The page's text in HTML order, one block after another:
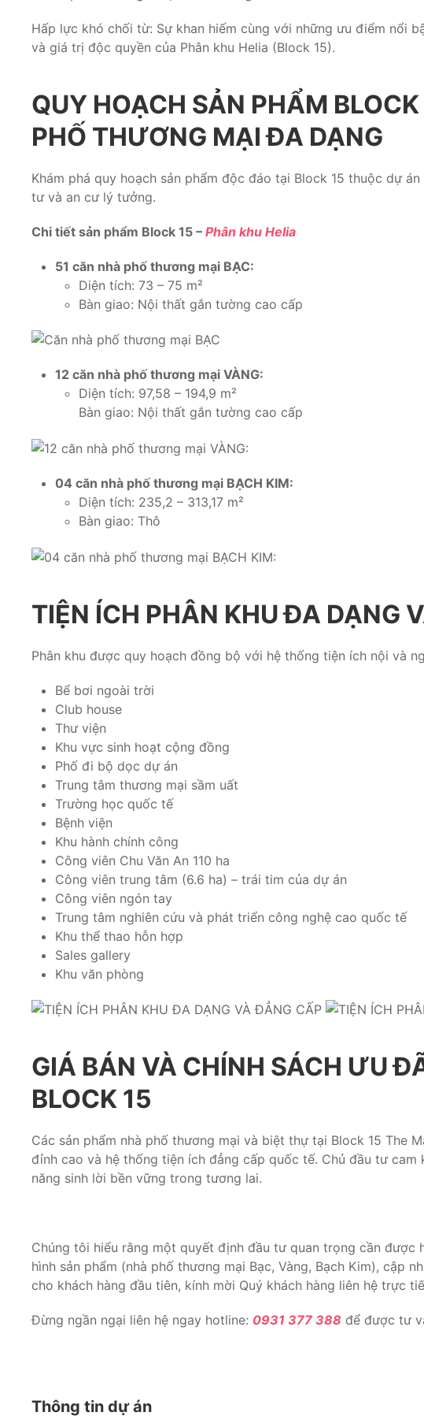
Hấp lực khó chối từ: Sự khan hiếm cùng với những ưu điểm nổi
và giá trị độc quyền của Phân khu Helia (Block 15).
QUY HOẠCH SẢN PHẨM
PHỐ THƯƠNG MẠI ĐA DẠNG
Khám phá quy hoạch sản phẩm độc đáo tại Block 15 thuộc dự
tư và an cư lý tưởng.
Chi tiết sản phẩm Block 15 – Phân khu Helia
51 căn nhà phố thương mại BẠC:
Diện tích: 73 – 75 m²
Bàn giao: Nội thất gắn tường cao cấp
12 căn nhà phố thương mại VÀNG:
Diện tích: 97,58 – 194,9 m²
Bàn giao: Nội thất gắn tường cao cấp
04 căn nhà phố thương mại BẠCH KIM:
Diện tích: 235,2 – 313,17 m²
Bàn giao: Thô
TIỆN ÍCH PHÂN KHU ĐA DẠNG
Phân khu được quy hoạch đồng bộ với hệ thống tiện ích nội và
Bể bơi ngoài trời
Club house
Thư viện
Khu vực sinh hoạt cộng đồng
Phố đi bộ dọc dự án
Trung tâm thương mại sầm uất
Trường học quốc tế
Bệnh viện
Khu hành chính công
Công viên Chu Văn An 110 ha
Công viên trung tâm (6.6 ha) – trái tim của dự án
Công viên ngón tay
Trung tâm nghiên cứu và phát triển công nghệ cao quốc tế
Khu thể thao hỗn hợp
Sales gallery
Khu văn phòng
GIÁ BÁN VÀ CHÍNH SÁCH ƯU
BLOCK 15
Các sản phẩm nhà phố thương mại và biệt thự tại Block 15 The
đỉnh cao và hệ thống tiện ích đẳng cấp quốc tế. Chủ đầu tư
năng sinh lời bền vững trong tương lai.
Chúng tôi hiểu rằng một quyết định đầu tư quan trọng cần
hình sản phẩm (nhà phố thương mại Bạc, Vàng, Bạch Kim), cập
cho khách hàng đầu tiên, kính mời Quý khách hàng liên hệ trực
Đừng ngần ngại liên hệ ngay hotline: 0931 377 388 để được tư
Thông tin dự án